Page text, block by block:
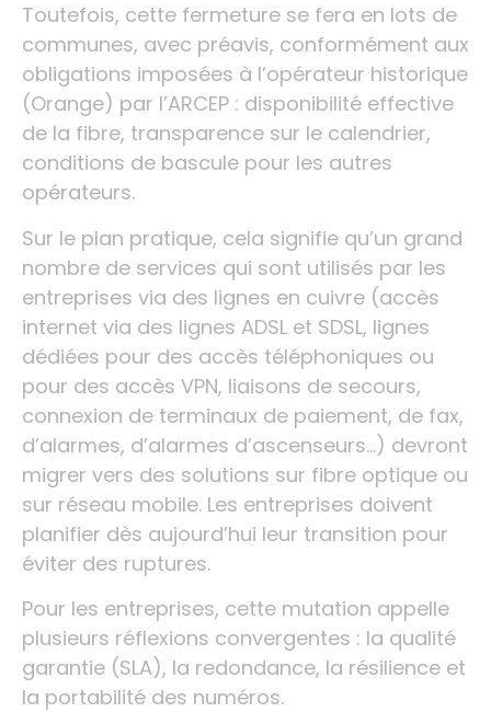
Toutefois, cette fermeture se fera en lots de
communes, avec préavis, conformément aux
obligations imposées à l’opérateur historique
(Orange) par l’ARCEP : disponibilité effective
de la fibre, transparence sur le calendrier,
conditions de bascule pour les autres
opérateurs.
Sur le plan pratique, cela signifie qu’un grand
nombre de services qui sont utilisés par les
entreprises via des lignes en cuivre (accès
internet via des lignes ADSL et SDSL, lignes
dédiées pour des accès téléphoniques ou
pour des accès VPN, liaisons de secours,
connexion de terminaux de paiement, de fax,
d’alarmes, d’alarmes d’ascenseurs…) devront
migrer vers des solutions sur fibre optique ou
sur réseau mobile. Les entreprises doivent
planifier dès aujourd’hui leur transition pour
éviter des ruptures.
Pour les entreprises, cette mutation appelle
plusieurs réflexions convergentes : la qualité
garantie (SLA), la redondance, la résilience et
la portabilité des numéros.